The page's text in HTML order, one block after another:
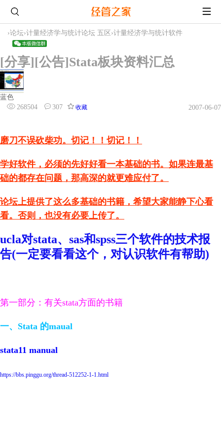
›论坛›计量经济学与统计论坛 五区 ›计量经济学与统计软件
[分享][公告]Stata板块资料汇总
蓝色
268504
307 收藏 2007-06-07
磨刀不误砍柴功。切记！！切记！！
学好软件，必须的先好好看一本基础的书。如果连最基
础的都存在问题，那高深的就更难应付了。
论坛上提供了这么多基础的书籍，希望大家能静下心看
看。否则，也没有必要上传了。
ucla对stata、sas和spss三个软件的技术报
告(一定要看看这个，对认识软件有帮助)
第一部分：有关stata方面的书籍
一、Stata 的maual
stata11 manual
https://bbs.pinggu.org/thread-512252-1-1.html